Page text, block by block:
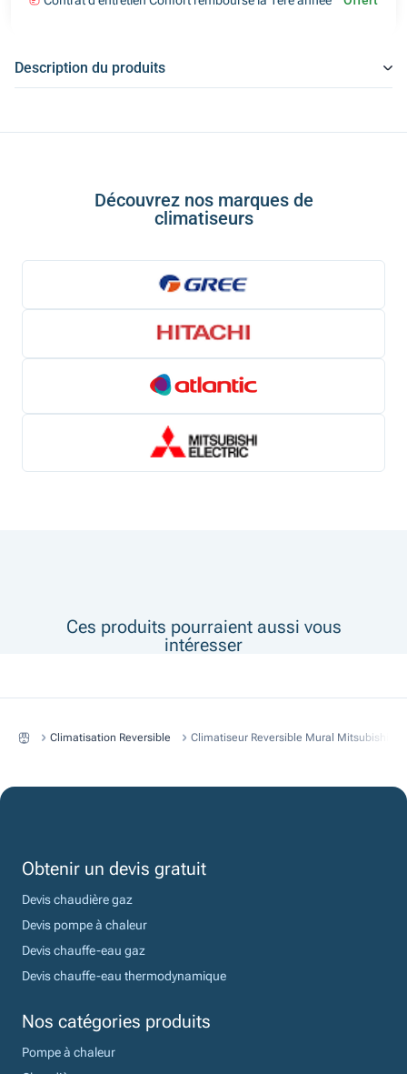
Description du produits
Découvrez nos marques de
climatiseurs
Ces produits pourraient aussi vous
intéresser
Climatisation Reversible Climatiseur Reversible Mural Mitsubishi
Obtenir un devis gratuit
Devis chaudière gaz
Devis pompe à chaleur
Devis chauffe-eau gaz
Devis chauffe-eau thermodynamique
Nos catégories produits
Pompe à chaleur